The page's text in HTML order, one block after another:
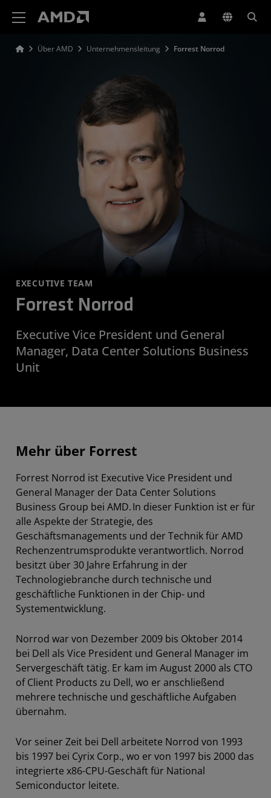
Über AMD Unternehmensleitung Forrest Norrod
EXECUTIVE TEAM
Forrest Norrod
Executive Vice President und General
Manager, Data Center Solutions Business
Unit
Mehr über Forrest
Forrest Norrod ist Executive Vice President und
General Manager der Data Center Solutions
Business Group bei AMD. In dieser Funktion ist er für
alle Aspekte der Strategie, des
Geschäftsmanagements und der Technik für AMD
Rechenzentrumsprodukte verantwortlich. Norrod
besitzt über 30 Jahre Erfahrung in der
Technologiebranche durch technische und
geschäftliche Funktionen in der Chip- und
Systementwicklung.
Norrod war von Dezember 2009 bis Oktober 2014
bei Dell als Vice President und General Manager im
Servergeschäft tätig. Er kam im August 2000 als CTO
of Client Products zu Dell, wo er anschließend
mehrere technische und geschäftliche Aufgaben
übernahm.
Vor seiner Zeit bei Dell arbeitete Norrod von 1993
bis 1997 bei Cyrix Corp., wo er von 1997 bis 2000 das
integrierte x86-CPU-Geschäft für National
Semiconductor leitete.